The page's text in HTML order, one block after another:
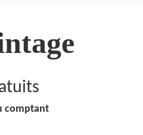
comptant